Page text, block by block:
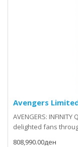
Avengers
AVENGERS:
delighted fans
808,990.00ден